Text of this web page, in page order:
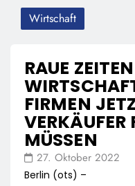
Wirtschaft
RAUE
FIRMEN
MÜSSEN
27. Oktober 2022
Berlin (ots) –